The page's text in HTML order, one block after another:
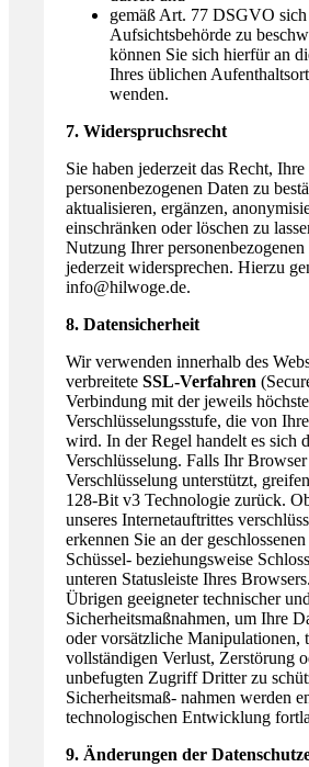
gemäß Art. 77 DSGVO
Aufsichtsbehörde zu
können Sie sich hierfür an
Ihres üblichen
wenden.
7. Widerspruchsrecht
Sie haben jederzeit das Recht, Ihre
personenbezogenen Daten zu
aktualisieren, ergänzen,
einschränken oder löschen zu
Nutzung Ihrer
jederzeit widersprechen. Hierzu
info@hilwoge.de.
8. Datensicherheit
Wir verwenden innerhalb des
verbreiteteSSL-Verfahren
Verbindung mit der jeweils
Verschlüsselungsstufe, die von
wird. In der Regel handelt es sich
Verschlüsselung. Falls Ihr
Verschlüsselung unterstützt,
128-Bit v3 Technologie zurück.
unseres Internetauftrittes
erkennen Sie an der
Schüssel- beziehungsweise
unteren Statusleiste Ihres
Übrigen geeigneter technischer
Sicherheitsmaßnahmen, um Ihre
oder vorsätzliche Manipulationen,
vollständigen Verlust, Zerstörung
unbefugten Zugriff Dritter zu
Sicherheitsmaß- nahmen werden
technologischen Entwicklung
9. Änderungen der